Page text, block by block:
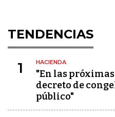
TENDENCIAS
1 HACIENDA
"En las
decreto de
público"